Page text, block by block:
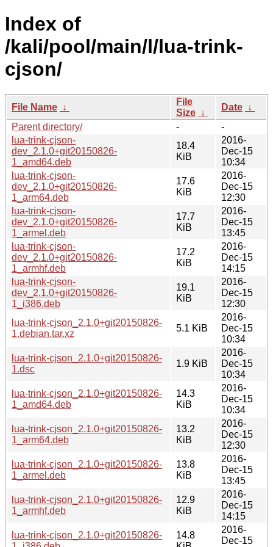
Index of
/kali/pool/main/l/lua-trink-
cjson/
File Name ↓
File
Size ↓
Date ↓
Parent directory/
-
-
lua-trink-cjson-
dev_2.1.0+git20150826-
1_amd64.deb
18.4
KiB
2016-
Dec-15
10:34
lua-trink-cjson-
dev_2.1.0+git20150826-
1_arm64.deb
17.6
KiB
2016-
Dec-15
12:30
lua-trink-cjson-
dev_2.1.0+git20150826-
1_armel.deb
17.7
KiB
2016-
Dec-15
13:45
lua-trink-cjson-
dev_2.1.0+git20150826-
1_armhf.deb
17.2
KiB
2016-
Dec-15
14:15
lua-trink-cjson-
dev_2.1.0+git20150826-
1_i386.deb
19.1
KiB
2016-
Dec-15
12:30
lua-trink-cjson_2.1.0+git20150826-
1.debian.tar.xz
5.1 KiB
2016-
Dec-15
10:34
lua-trink-cjson_2.1.0+git20150826-
1.dsc
1.9 KiB
2016-
Dec-15
10:34
lua-trink-cjson_2.1.0+git20150826-
1_amd64.deb
14.3
KiB
2016-
Dec-15
10:34
lua-trink-cjson_2.1.0+git20150826-
1_arm64.deb
13.2
KiB
2016-
Dec-15
12:30
lua-trink-cjson_2.1.0+git20150826-
1_armel.deb
13.8
KiB
2016-
Dec-15
13:45
lua-trink-cjson_2.1.0+git20150826-
1_armhf.deb
12.9
KiB
2016-
Dec-15
14:15
lua-trink-cjson_2.1.0+git20150826-
14.8
2016-
Dec-15